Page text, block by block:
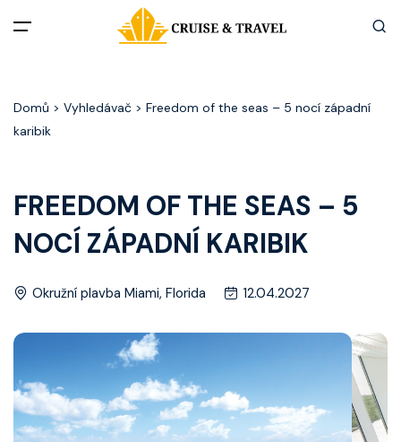
Akční nabídky
Zážitky z plaveb
Kontakt
Domů > Vyhledávač > Freedom of the seas – 5 nocí západní
karibik
FREEDOM OF THE SEAS – 5
NOCÍ ZÁPADNÍ KARIBIK
Okružní plavba Miami, Florida 12.04.2027